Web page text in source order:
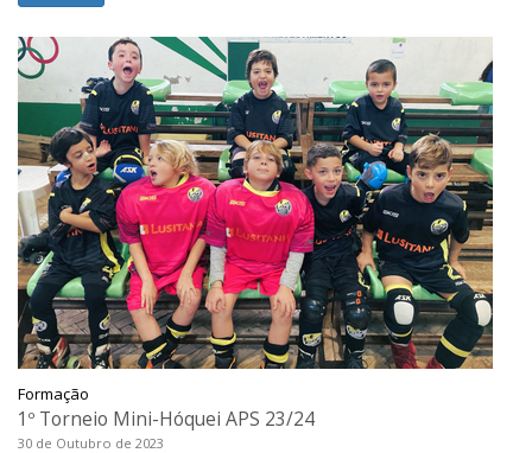
Formação
1º Torneio Mini-Hóquei APS 23/24
30 de Outubro de 2023